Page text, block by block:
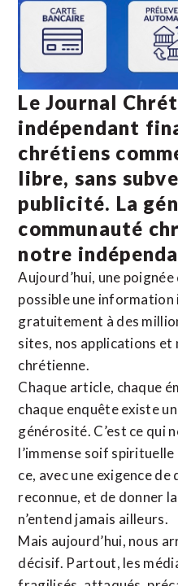
Le Journal
indépendant
chrétiens
libre, sans
publicité. La
communauté
notre
Aujourd’hui, une
possible une information
gratuitement à des
sites, nos applications et
chrétienne.
Chaque article, chaque
chaque enquête existe
générosité. C’est ce qui
l’immense soif
ce, avec une exigence
reconnue, et de donner
n’entend jamais ailleurs.
Mais aujourd’hui, nous
décisif. Partout, les